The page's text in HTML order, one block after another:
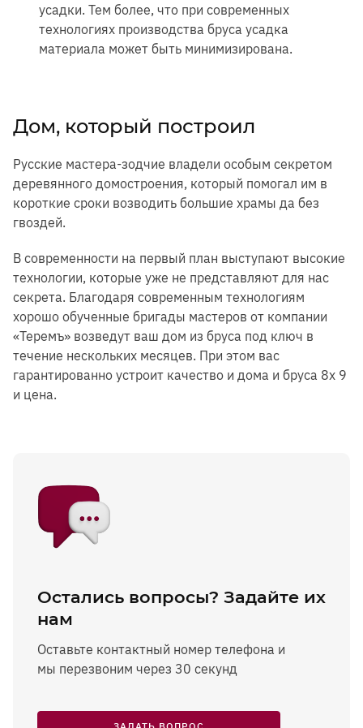
усадки. Тем более, что при современных
технологиях производства бруса усадка
материала может быть минимизирована.
Дом, который построил
Русские мастера-зодчие владели особым секретом
деревянного домостроения, который помогал им в
короткие сроки возводить большие храмы да без
гвоздей.
В современности на первый план выступают высокие
технологии, которые уже не представляют для нас
секрета. Благодаря современным технологиям
хорошо обученные бригады мастеров от компании
«Теремъ» возведут ваш дом из бруса под ключ в
течение нескольких месяцев. При этом вас
гарантированно устроит качество и дома и бруса 8x 9
и цена.
Остались вопросы? Задайте их
нам
Оставьте контактный номер телефона и
мы перезвоним через 30 секунд